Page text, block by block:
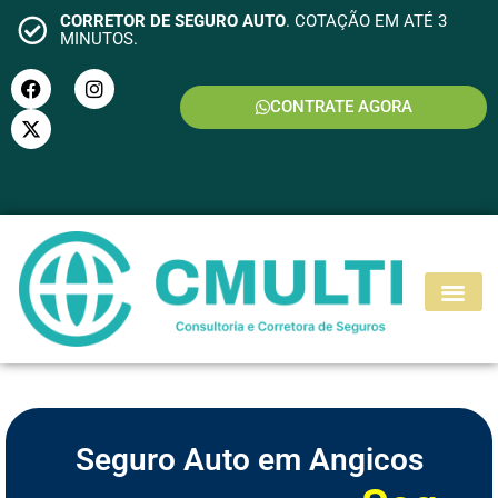
CORRETOR DE SEGURO AUTO. COTAÇÃO EM ATÉ 3
MINUTOS.
CONTRATE AGORA
SEGURO MOTO
Seguro Auto em Angicos